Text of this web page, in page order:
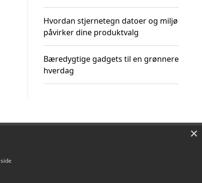
Hvordan stjernetegn datoer og miljø
påvirker dine produktvalg
Bæredygtige gadgets til en grønnere
hverdag
×